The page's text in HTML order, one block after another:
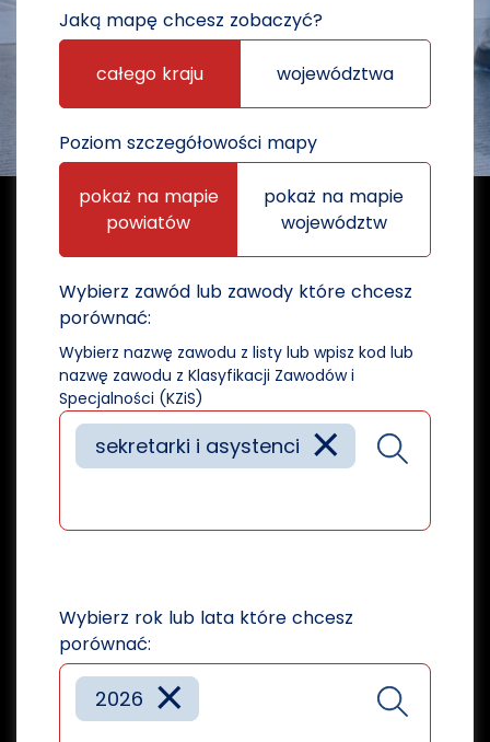
Jaką mapę chcesz zobaczyć?
całego kraju województwa
Poziom szczegółowości mapy
pokaż na mapie
powiatów
pokaż na mapie
województw
Wybierz zawód lub zawody które chcesz
porównać:
Wybierz nazwę zawodu z listy lub wpisz kod lub
nazwę zawodu z Klasyfikacji Zawodów i
Specjalności (KZiS)
×
sekretarki i asystenci
Wybierz rok lub lata które chcesz
porównać:
×
2026